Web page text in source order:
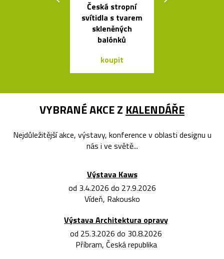
Česká stropní
svítidla s tvarem
skleněných
balónků
koupit
VYBRANÉ AKCE Z KALENDÁŘE
Nejdůležitější akce, výstavy, konference v oblasti designu u
nás i ve světě...
Výstava Kaws
od 3.4.2026 do 27.9.2026
Vídeň, Rakousko
Výstava Architektura opravy
od 25.3.2026 do 30.8.2026
Příbram, Česká republika